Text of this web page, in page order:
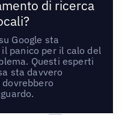
di ricerca
Google sta
panico per il calo del
Questi esperti
sta davvero